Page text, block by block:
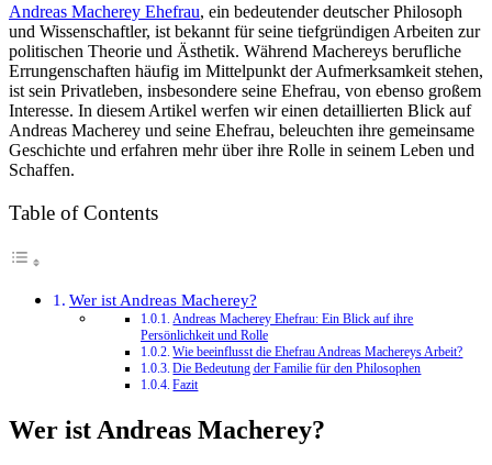
Andreas Macherey Ehefrau, ein bedeutender deutscher Philosoph
und Wissenschaftler, ist bekannt für seine tiefgründigen Arbeiten zur
politischen Theorie und Ästhetik. Während Machereys berufliche
Errungenschaften häufig im Mittelpunkt der Aufmerksamkeit stehen,
ist sein Privatleben, insbesondere seine Ehefrau, von ebenso großem
Interesse. In diesem Artikel werfen wir einen detaillierten Blick auf
Andreas Macherey und seine Ehefrau, beleuchten ihre gemeinsame
Geschichte und erfahren mehr über ihre Rolle in seinem Leben und
Schaffen.
Table of Contents
Wer ist Andreas Macherey?
Andreas Macherey Ehefrau: Ein Blick auf ihre
Persönlichkeit und Rolle
Wie beeinflusst die Ehefrau Andreas Machereys Arbeit?
Die Bedeutung der Familie für den Philosophen
Fazit
Wer ist Andreas Macherey?